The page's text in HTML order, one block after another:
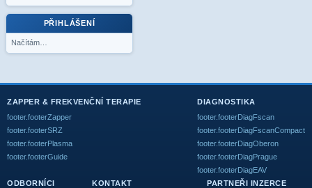
PŘIHLÁŠENÍ
Načítám…
ZAPPER & FREKVENČNÍ TERAPIE
footer.footerZapper
footer.footerSRZ
footer.footerPlasma
footer.footerGuide
DIAGNOSTIKA
footer.footerDiagFscan
footer.footerDiagFscanCompact
footer.footerDiagOberon
footer.footerDiagPrague
footer.footerDiagEAV
ODBORNÍCI
KONTAKT PARTNEŘI INZERCE